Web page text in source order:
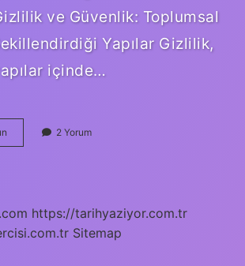
ve Güvenlik: Toplumsal
Yapılar Gizlilik,
içinde…
dereceli
2 Yorum
https://tarihyaziyor.com.tr
Sitemap